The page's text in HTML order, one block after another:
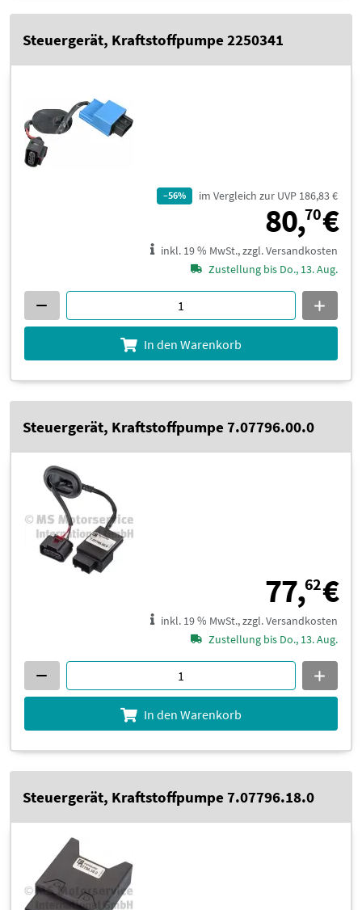
Steuergerät, Kraftstoffpumpe 2250341
–56% im Vergleich zur UVP 186,83 €
80,70€
inkl. 19 % MwSt., zzgl. Versandkosten
Zustellung bis Do., 13. Aug.
In den Warenkorb
Steuergerät, Kraftstoffpumpe 7.07796.00.0
77,62€
inkl. 19 % MwSt., zzgl. Versandkosten
Zustellung bis Do., 13. Aug.
In den Warenkorb
Steuergerät, Kraftstoffpumpe 7.07796.18.0